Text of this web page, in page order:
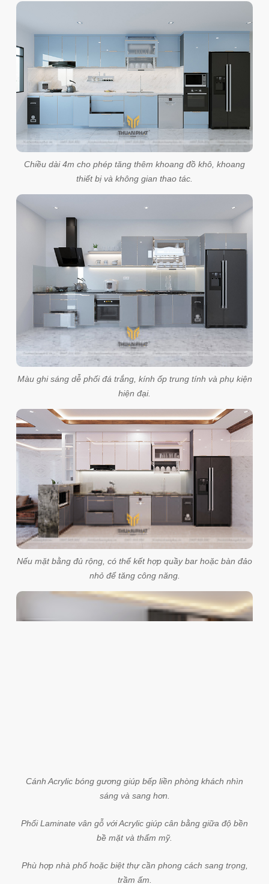
Chiều dài 4m cho phép tăng thêm khoang đồ khô, khoang
thiết bị và không gian thao tác.
Màu ghi sáng dễ phối đá trắng, kính ốp trung tính và phụ kiện
hiện đại.
Nếu mặt bằng đủ rộng, có thể kết hợp quầy bar hoặc bàn đảo
nhỏ để tăng công năng.
Cánh Acrylic bóng gương giúp bếp liền phòng khách nhìn
sáng và sang hơn.